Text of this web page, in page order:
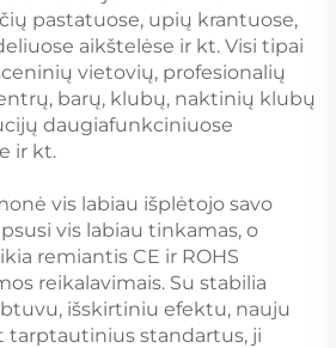
pastatuose, upių krantuose,
aikštelėse ir kt. Visi tipai
vietovių, profesionalių
barų, klubų, naktinių klubų
daugiafunkciniuose
ir kt.
vis labiau išplėtojo savo
vis labiau tinkamas, o
remiantis CE ir ROHS
reikalavimais. Su stabilia
išskirtiniu efektu, nauju
standartus, ji